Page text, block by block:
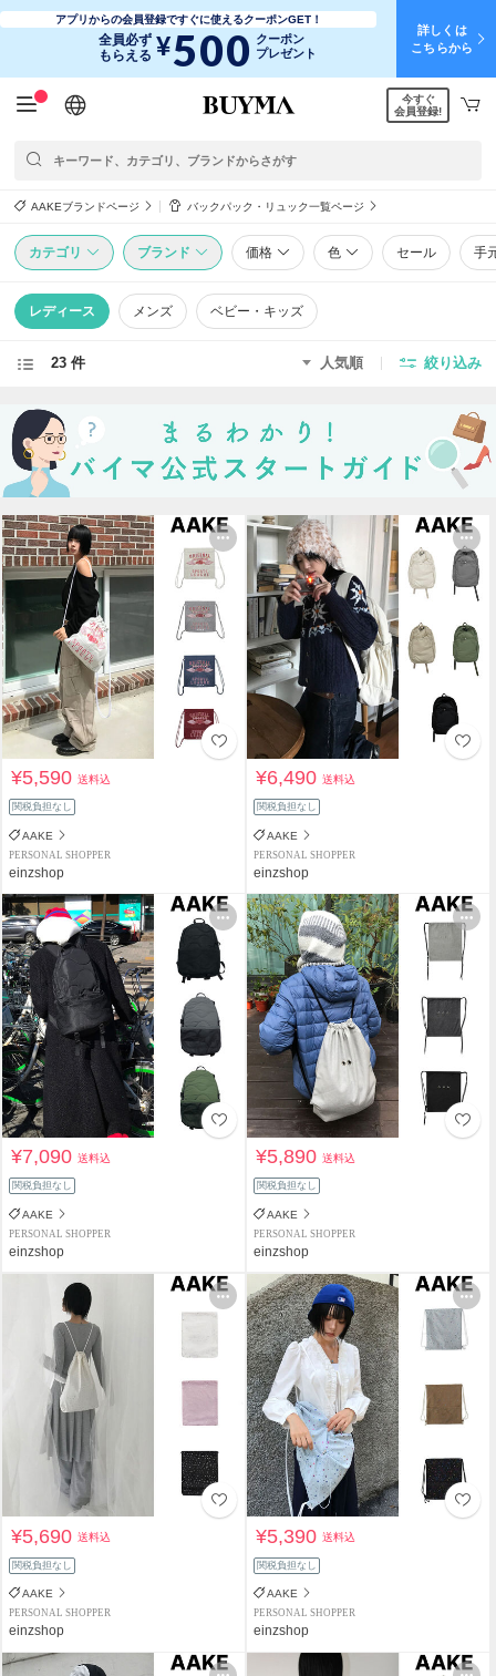
アプリからの会員登録ですぐに使えるクーポンGET！
全員必ず
もらえる ¥500 クーポン
プレゼント
詳しくは
こちらから
日本語
English
简体中文
繁體中文
今すぐ
会員登録!
AAKEブランドページ バックパック・リュック一覧ページ
カテゴリ ブランド 価格 色 セール 手
レディース メンズ ベビー・キッズ
23 件 人気順 絞り込み
¥5,590送料込
関税負担なし
AAKE
PERSONAL SHOPPER
einzshop
¥6,490送料込
関税負担なし
AAKE
PERSONAL SHOPPER
einzshop
¥7,090送料込
関税負担なし
AAKE
PERSONAL SHOPPER
einzshop
¥5,890送料込
関税負担なし
AAKE
PERSONAL SHOPPER
einzshop
¥5,690送料込
関税負担なし
AAKE
PERSONAL SHOPPER
einzshop
¥5,390送料込
関税負担なし
AAKE
PERSONAL SHOPPER
einzshop